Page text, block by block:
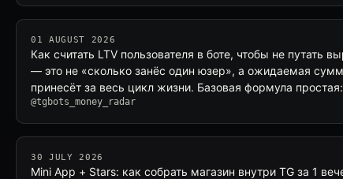
01 AUGUST 2026
Как считать LTV пользователя в боте, чтобы не путать
— это не «сколько занёс один юзер», а ожидаемая
принесёт за весь цикл жизни. Базовая формула
@tgbots_money_radar
30 JULY 2026
Mini App + Stars: как собрать магазин внутри TG за 1